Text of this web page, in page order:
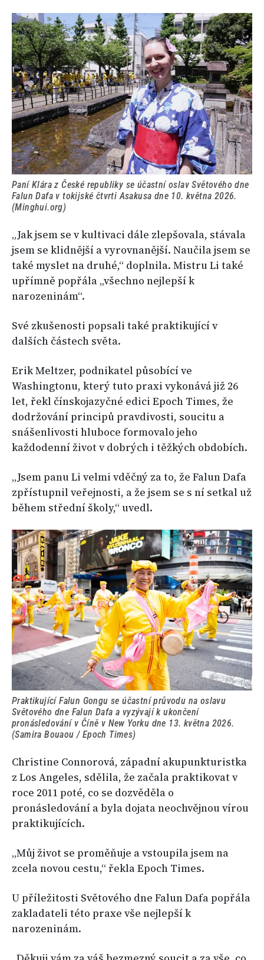
Paní Klára z České republiky se účastní oslav Světového dne
Falun Dafa v tokijské čtvrti Asakusa dne 10. května 2026.
(Minghui.org)
„Jak jsem se v kultivaci dále zlepšovala, stávala
jsem se klidnější a vyrovnanější. Naučila jsem se
také myslet na druhé,“ doplnila. Mistru Li také
upřímně popřála „všechno nejlepší k
narozeninám“.
Své zkušenosti popsali také praktikující v
dalších částech světa.
Erik Meltzer, podnikatel působící ve
Washingtonu, který tuto praxi vykonává již 26
let, řekl čínskojazyčné edici Epoch Times, že
dodržování principů pravdivosti, soucitu a
snášenlivosti hluboce formovalo jeho
každodenní život v dobrých i těžkých obdobích.
„Jsem panu Li velmi vděčný za to, že Falun Dafa
zpřístupnil veřejnosti, a že jsem se s ní setkal už
během střední školy,“ uvedl.
Praktikující Falun Gongu se účastní průvodu na oslavu
Světového dne Falun Dafa a vyzývají k ukončení
pronásledování v Číně v New Yorku dne 13. května 2026.
(Samira Bouaou / Epoch Times)
Christine Connorová, západní akupunkturistka
z Los Angeles, sdělila, že začala praktikovat v
roce 2011 poté, co se dozvěděla o
pronásledování a byla dojata neochvějnou vírou
praktikujících.
„Můj život se proměňuje a vstoupila jsem na
zcela novou cestu,“ řekla Epoch Times.
U příležitosti Světového dne Falun Dafa popřála
zakladateli této praxe vše nejlepší k
narozeninám.